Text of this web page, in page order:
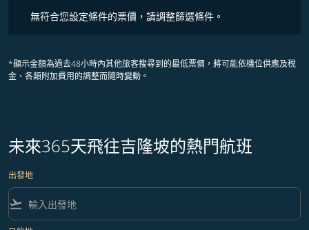
無符合您設定條件的票價，請調整篩選條件。
*顯示金額為過去48小時內其他旅客搜尋到的最低票價，將可能依機位供應及稅
金、各類附加費用的調整而隨時變動。
未來365天飛往吉隆坡的熱門航班
出發地
flight_takeoff